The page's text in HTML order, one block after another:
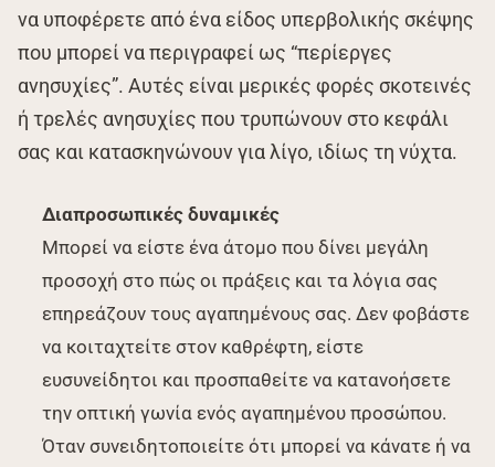
να υποφέρετε από ένα είδος υπερβολικής σκέψης
που μπορεί να περιγραφεί ως “περίεργες
ανησυχίες”. Αυτές είναι μερικές φορές σκοτεινές
ή τρελές ανησυχίες που τρυπώνουν στο κεφάλι
σας και κατασκηνώνουν για λίγο, ιδίως τη νύχτα.
Διαπροσωπικές δυναμικές
Μπορεί να είστε ένα άτομο που δίνει μεγάλη
προσοχή στο πώς οι πράξεις και τα λόγια σας
επηρεάζουν τους αγαπημένους σας. Δεν φοβάστε
να κοιταχτείτε στον καθρέφτη, είστε
ευσυνείδητοι και προσπαθείτε να κατανοήσετε
την οπτική γωνία ενός αγαπημένου προσώπου.
Όταν συνειδητοποιείτε ότι μπορεί να κάνατε ή να